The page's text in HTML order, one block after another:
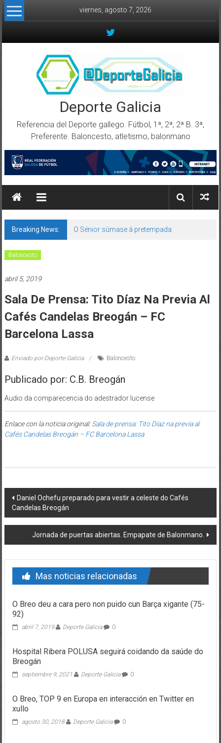
Skip to content
viernes, agosto 7, 2026
Deporte Galicia
Referencia del Deporte gallego. Fútbol, 1ª, 2ª, 2ª B. 3ª,
Preferente. Baloncesto, atletismo, balonmano
Breaking News: O Sénior súmase á pretempada
Baloncesto
abril 5, 2019
Sala De Prensa: Tito Díaz Na Previa Al
Cafés Candelas Breogán – FC
Barcelona Lassa
Enviado por:Deporte Galicia Baloncesto
Publicado por: C.B. Breogán
Audio da comparecencia do adestrador lucense
Enlace con la noticia original:Sala de prensa: Tito Díaz na previa al
Cafés Candelas Breogán – FC Barcelona Lassa
Post navigation
Daniel Ochefu preparado para vestir a celeste do Cafés
Candelas Breogán
Jornada de puertas abiertas. Empapate de Balonmano.
Mas noticias relacionadas
O Breo deu a cara pero non puido cun Barça xigante (75-
92)
abril 7, 2019 Deporte Galicia 0
Hospital Ribera POLUSA seguirá coidando da saúde do
Breogán
septiembre 9, 2021 Deporte Galicia 0
O Breo, TOP 9 en Europa en interacción en Twitter en
xullo
agosto 30, 2018 Deporte Galicia 0